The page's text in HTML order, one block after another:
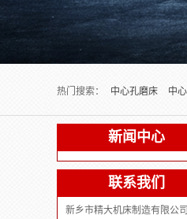
热门搜索：
中心孔磨床 中
新闻中心
联系我们
新乡市精大机床制造有限公司